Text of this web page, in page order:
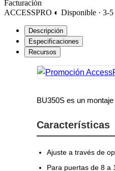
Facturación
ACCESSPRO ◐ Disponible · 3-5
Descripción
Especificaciones
Recursos
BU350S es un
Características
Ajuste a través de
Para puertas de 8 a